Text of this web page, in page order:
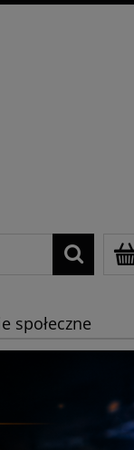
społeczne